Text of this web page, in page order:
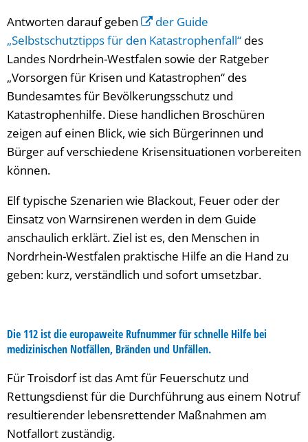
Antworten darauf geben
der Guide
„Selbstschutztipps für den Katastrophenfall“ des
Landes Nordrhein-Westfalen sowie der Ratgeber
„Vorsorgen für Krisen und Katastrophen“ des
Bundesamtes für Bevölkerungsschutz und
Katastrophenhilfe. Diese handlichen Broschüren
zeigen auf einen Blick, wie sich Bürgerinnen und
Bürger auf verschiedene Krisensituationen vorbereiten
können.
Elf typische Szenarien wie Blackout, Feuer oder der
Einsatz von Warnsirenen werden in dem Guide
anschaulich erklärt. Ziel ist es, den Menschen in
Nordrhein-Westfalen praktische Hilfe an die Hand zu
geben: kurz, verständlich und sofort umsetzbar.
Die 112 ist die europaweite Rufnummer für schnelle Hilfe bei
medizinischen Notfällen, Bränden und Unfällen.
Für Troisdorf ist das Amt für Feuerschutz und
Rettungsdienst für die Durchführung aus einem Notruf
resultierender lebensrettender Maßnahmen am
Notfallort zuständig.